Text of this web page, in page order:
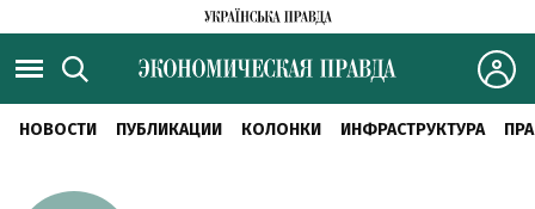
НОВОСТИ ПУБЛИКАЦИИ КОЛОНКИ ИНФРАСТРУКТУРА